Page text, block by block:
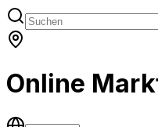
Online